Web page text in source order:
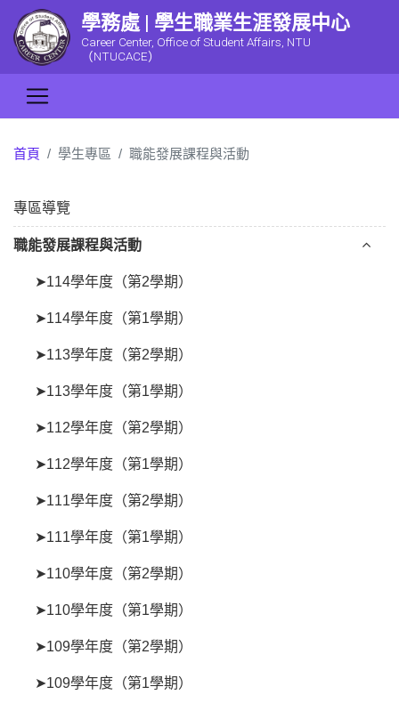
學務處 | 學生職業生涯發展中心
Career Center, Office of Student Affairs, NTU
（NTUCACE）
首頁 學生專區 職能發展課程與活動
專區導覽
職能發展課程與活動
➤114學年度（第2學期）
➤114學年度（第1學期）
➤113學年度（第2學期）
➤113學年度（第1學期）
➤112學年度（第2學期）
➤112學年度（第1學期）
➤111學年度（第2學期）
➤111學年度（第1學期）
➤110學年度（第2學期）
➤110學年度（第1學期）
➤109學年度（第2學期）
➤109學年度（第1學期）